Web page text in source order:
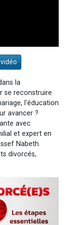
la
se reconstruire
l'éducation
avancer ?
avec
et expert en
Nabeth.
divorcés,